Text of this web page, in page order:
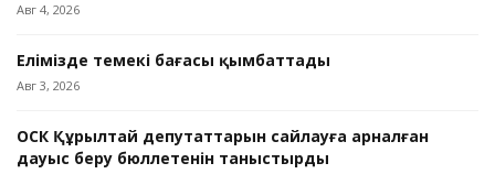
Авг 4, 2026
Елімізде темекі бағасы қымбаттады
Авг 3, 2026
ОСК Құрылтай депутаттарын сайлауға арналған
дауыс беру бюллетенін таныстырды